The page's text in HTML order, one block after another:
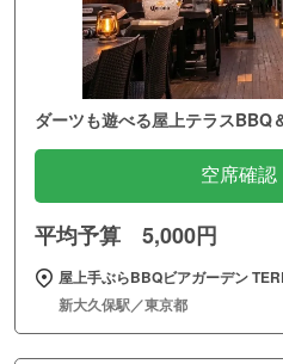
ダーツも遊べる屋上テラスBBQ
空席確認
平均予算 5,000円
屋上手ぶらBBQビアガーデン
新大久保駅／東京都